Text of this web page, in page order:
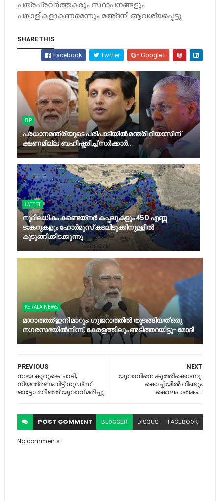
പത്രപ്രവര്‍ത്തകരും സ്ഥാപനങ്ങളും
പങ്കാളികളാകണമെന്നും മഅ്ദനി ആവശ്യ​പ്പെട്ടു
SHARE THIS
Facebook Twitter Google+
BJP
പ്രധാനമന്ത്രിയുടെ പരിപാടിയില്‍ മന്ത്രി റിയാസിന്
ക്ഷണമില്ല; ബഹിഷ്കരിച്ച് സർക്കാർ..
LATEST
നൂറിലധികം കണ്ടെയ്നര്‍ കപ്പലുകളും 450 എണ്ണ
ടാങ്കറുകളും ഹോര്‍മുസ് കടലിടുക്കിനുള്ളില്‍
കുടുങ്ങിക്കിടക്കുന്നു
KERALA NEWS
മാറാത്തത് ഇനി മാറും; ഗുജറാത്തിൽ തുടങ്ങിയത് ഒരു
നഗരസഭയിൽനിന്ന്, കേരളത്തിലും അടിത്തറയിട്ടു- മോദി
NEXT
യുവാവിനെ കുത്തിക്കൊന്നു:
കൊച്ചിയിൽ വീണ്ടും
കൊലപാതകം...
PREVIOUS
നായ കുറുകെ ചാടി;
നിയന്ത്രണംവിട്ട് ഗുഡ്സ്
ഓട്ടോ മറിഞ്ഞ് യുവാവ് മരിച്ചു
POST COMMENT BLOGGER DISQUS FACEBOOK
No comments